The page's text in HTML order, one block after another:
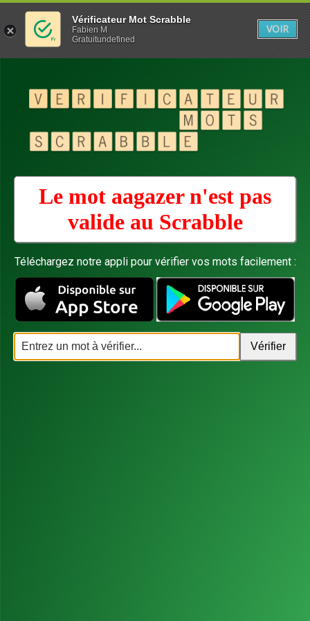
Le mot aagazer n'est pas
valide au Scrabble
Téléchargez notre appli pour vérifier vos mots facilement :
Vérificateur Mot Scrabble
Fabien M
Gratuitundefined
VOIR